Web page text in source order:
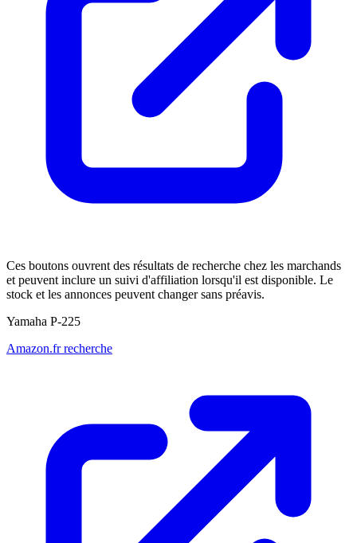
Ces boutons ouvrent des résultats de recherche chez les marchands
et peuvent inclure un suivi d'affiliation lorsqu'il est disponible. Le
stock et les annonces peuvent changer sans préavis.
Yamaha P-225
Amazon.fr recherche